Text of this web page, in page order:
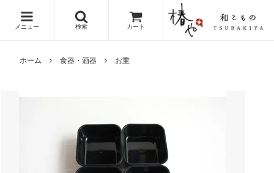
メニュー 検索 カート
ホーム 食器・酒器 お重